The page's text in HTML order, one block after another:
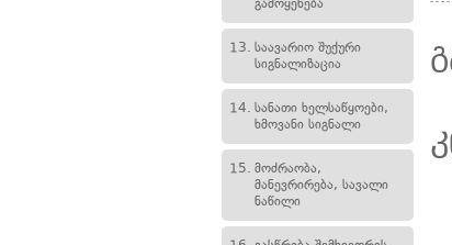
გამოყენება
13. საავარიო შუქური
სიგნალიზაცია
14. სანათი ხელსაწყოები,
ხმოვანი სიგნალი
15. მოძრაობა,
მანევრირება, სავალი
ნაწილი